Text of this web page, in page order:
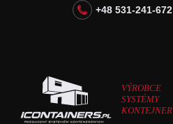
+48 531-241-672
VÝROBCE
SYSTÉMY
KONTEJNER